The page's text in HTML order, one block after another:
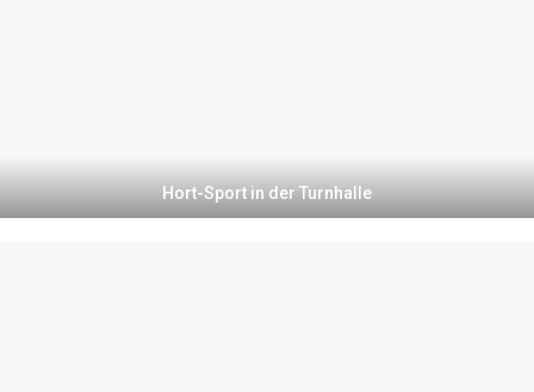
Hort-Sport in der Turnhalle